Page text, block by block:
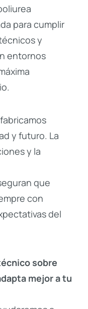
para cumplir
y
entornos
y futuro. La
y la
que
con
del
sobre
mejor a tu